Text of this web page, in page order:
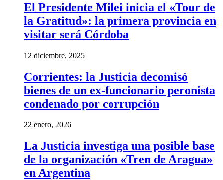
El Presidente Milei inicia el «Tour de
la Gratitud»: la primera provincia en
visitar será Córdoba
12 diciembre, 2025
Corrientes: la Justicia decomisó
bienes de un ex-funcionario peronista
condenado por corrupción
22 enero, 2026
La Justicia investiga una posible base
de la organización «Tren de Aragua»
en Argentina